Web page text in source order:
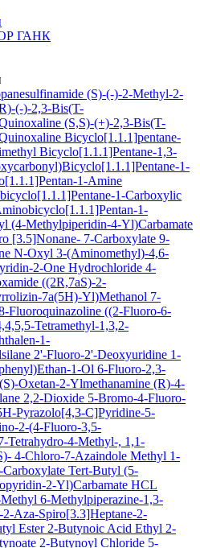
ГАНК
(S)-(-)-2-Methyl-2-
(-)-2,3-Bis(T-
(S,S)-(+)-2,3-Bis(T-
Bicyclo[1.1.1]pentane-
Bicyclo[1.1.1]Pentane-1,3-
1-
1-Amine
1-Carboxylic
1-
(4-Methylpiperidin-4-Yl)Carbamate
[3.5]Nonane- 7-Carboxylate 9-
N-Oxyl 3-(Aminomethyl)-4,6-
2-One Hydrochloride 4-
((2R,7aS)-2-
7a(5H)-Yl)Methanol 7-
Fluoroquinazoline ((2-Fluoro-6-
Tetramethyl-1,3,2-
1-
2'-Fluoro-2'-Deoxyuridine 1-
1-Ol 6-Fluoro-2,3-
(S)-Oxetan-2-Ylmethanamine (R)-4-
2,2-Dioxide 5-Bromo-4-Fluoro-
Pyrazolo[4,3-C]Pyridine-5-
2-(4-Fluoro-3,5-
Tetrahydro-4-Methyl-, 1,1-
4-Chloro-7-Azaindole Methyl 1-
Tert-Butyl (5-
2-Yl)Carbamate HCL
6-Methylpiperazine-1,3-
Aza-Spiro[3.3]Heptane-2-
Ester 2-Butynoic Acid Ethyl 2-
2-Butynoyl Chloride 5-